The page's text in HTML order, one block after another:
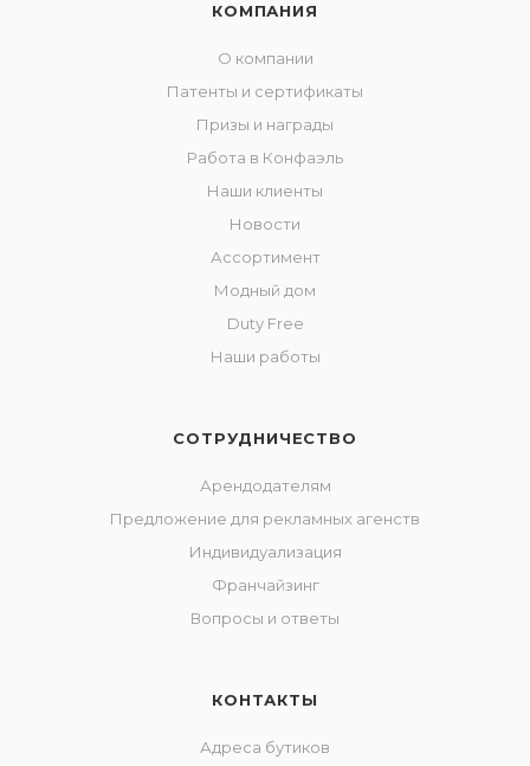
КОМПАНИЯ
О компании
Патенты и сертификаты
Призы и награды
Работа в Конфаэль
Наши клиенты
Новости
Ассортимент
Модный дом
Duty Free
Наши работы
СОТРУДНИЧЕСТВО
Арендодателям
Предложение для рекламных агенств
Индивидуализация
Франчайзинг
Вопросы и ответы
КОНТАКТЫ
Адреса бутиков